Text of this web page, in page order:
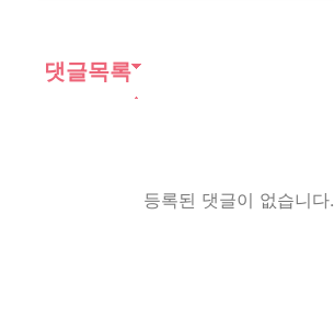
댓글목록
등록된 댓글이 없습니다.